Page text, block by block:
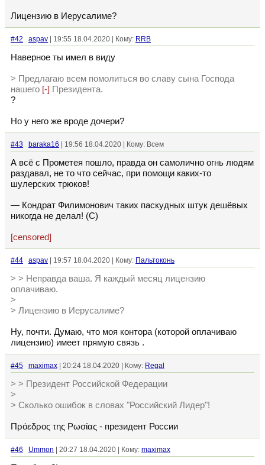
Лицензию в Иерусалиме?
#42 aspav | 19:55 18.04.2020 | Кому: RRB
Наверное ты имел в виду
> Предлагаю всем помолиться во славу сына Господа
нашего [-] Президента.
?
Но у него же вроде дочери?
#43 baraka16 | 19:56 18.04.2020 | Кому: Всем
А всё с Прометея пошло, правда он самолично огнь людям
раздавал, не то что сейчас, при помощи каких-то
шулерских трюков!
— Кондрат Филимонович таких паскудных штук дешёвых
никогда не делал! (С)
[censored]
#44 aspav | 19:57 18.04.2020 | Кому: Пальтоконь
> > Неправда ваша. Я каждый месяц лицензию
оплачиваю.
>
> Лицензию в Иерусалиме?
Ну, почти. Думаю, что моя контора (которой оплачиваю
лицензию) имеет прямую связь .
#45 maximax | 20:24 18.04.2020 | Кому: Regal
> > Президент Российской Федерации
>
> Сколько ошибок в словах "Российский Лидер"!
Πρόεδρος της Ρωσίας - президент России
#46 Ummon | 20:27 18.04.2020 | Кому: maximax